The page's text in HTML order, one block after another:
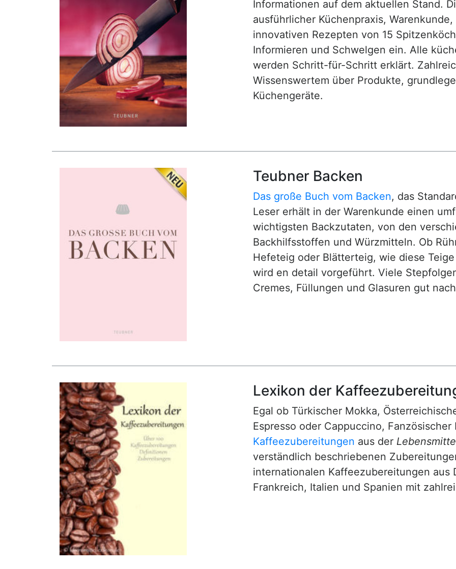
Informationen auf dem aktuellen Stand.
ausführlicher Küchenpraxis,
innovativen Rezepten von 15
Informieren und Schwelgen ein. Alle
werden Schritt-für-Schritt erklärt.
Wissenswertem über Produkte,
Küchengeräte.
Teubner Backen
Das große Buch vom Backen, das
Leser erhält in der Warenkunde einen
wichtigsten Backzutaten, von den
Backhilfsstoffen und Würzmitteln. Ob
Hefeteig oder Blätterteig, wie diese
wird en detail vorgeführt. Viele
Cremes, Füllungen und Glasuren gut
Lexikon der
Egal ob Türkischer Mokka,
Espresso oder Cappuccino,
Kaffeezubereitungen aus der
verständlich beschriebenen
internationalen Kaffeezubereitungen aus
Frankreich, Italien und Spanien mit